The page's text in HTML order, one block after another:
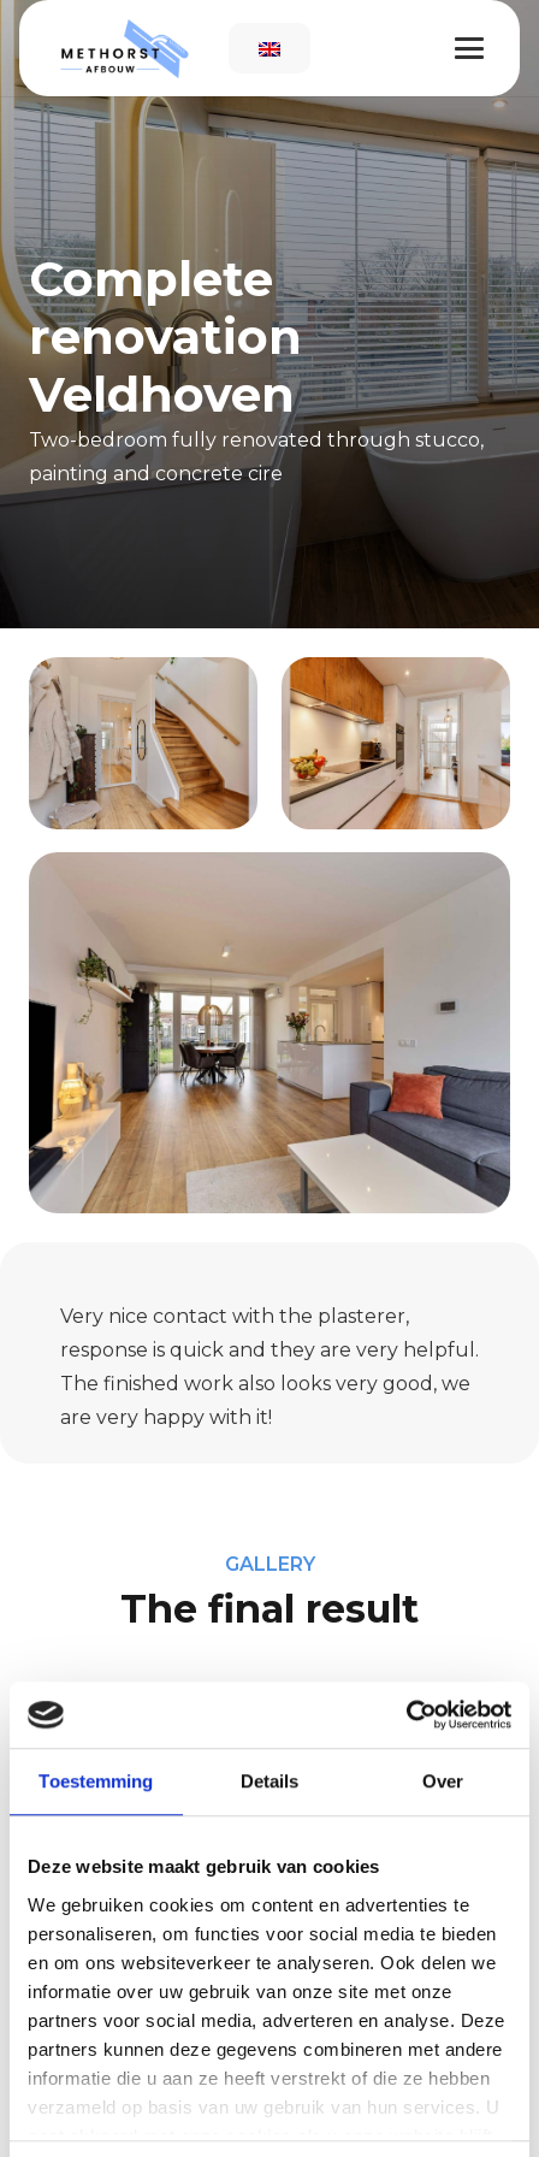
Toestemming Details Over
Deze website maakt gebruik van cookies
We gebruiken cookies om content en advertenties te
personaliseren, om functies voor social media te bieden
en om ons websiteverkeer te analyseren. Ook delen we
informatie over uw gebruik van onze site met onze
partners voor social media, adverteren en analyse. Deze
partners kunnen deze gegevens combineren met andere
informatie die u aan ze heeft verstrekt of die ze hebben
verzameld op basis van uw gebruik van hun services. U
gaat akkoord met onze cookies als u onze website blijft
Complete
renovation
Veldhoven
Two-bedroom fully renovated through stucco,
painting and concrete cire
Very nice contact with the plasterer,
response is quick and they are very helpful.
The finished work also looks very good, we
are very happy with it!
GALLERY
The final result